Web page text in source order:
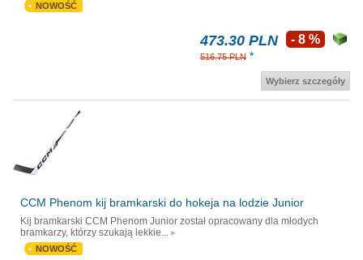
NOWOŚĆ
473.30 PLN
516.75 PLN *
- 8 %
Wybierz szczegóły
CCM Phenom kij bramkarski do hokeja na lodzie Junior
Kij bramkarski CCM Phenom Junior został opracowany dla młodych
bramkarzy, którzy szukają lekkie...
NOWOŚĆ